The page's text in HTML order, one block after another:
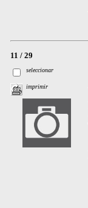
11 / 29
seleccionar
imprimir